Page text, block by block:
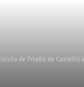
de Triatló de